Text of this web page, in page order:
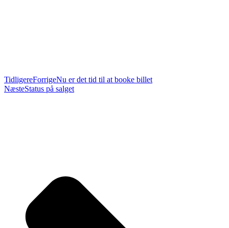
TidligereForrigeNu er det tid til at booke billet
NæsteStatus på salget